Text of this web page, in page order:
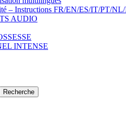
– Instructions FR/EN/ES/IT/PT/
AUDIO
INTENSE
Recherche